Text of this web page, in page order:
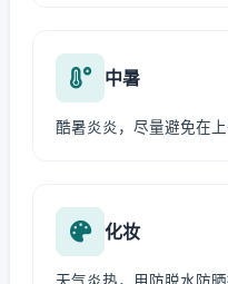
中暑
酷暑炎炎，尽量避免在
化妆